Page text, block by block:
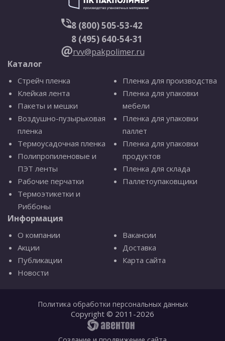
8 (800) 505-53-42
8 (495) 640-54-31
rvv@pakpolimer.ru
Каталог
Стрейч пленка
Клейкая лента
Пакеты и мешки
Воздушно-пузырьковая
пленка
Термоусадочная пленка
Полипропиленовые и
ПЭТ ленты
Рабочие перчатки
Термоэтикетки и
Риббоны
Пленка для производства
Пленка для упаковки
мебели
Пленка для упаковки
паллет
Пленка для упаковки
продуктов
Пленка для склада
Паллетоупаковщики
Информация
О компании
Акции
Публикации
Новости
Вакансии
Доставка
Карта сайта
Политика обработки персональных данных
Copyright © 2011-2026